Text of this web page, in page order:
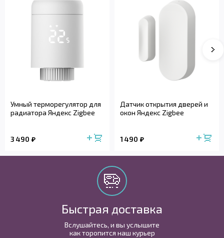
Умный терморегулятор для
радиатора Яндекс Zigbee
3 490
Датчик открытия дверей и
окон Яндекс Zigbee
1 490
Быстрая доставка
Вслушайтесь, и вы услышите
как торопится наш курьер